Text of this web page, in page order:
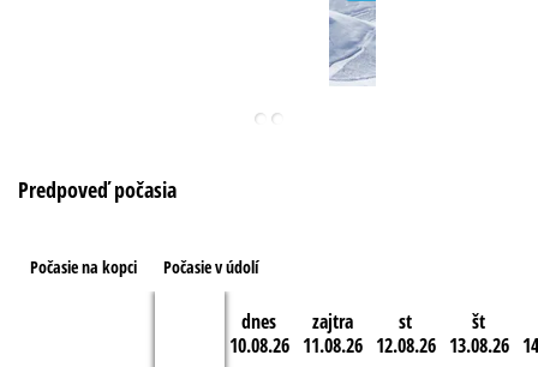
Predpoveď počasia
Počasie na kopci Počasie v údolí
dnes
10.08.26
zajtra
11.08.26
st
12.08.26
št
13.08.26